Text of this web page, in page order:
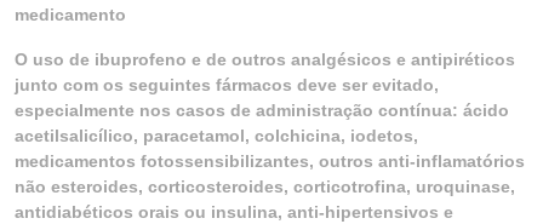
medicamento
O uso de ibuprofeno e de outros analgésicos e antipiréticos
junto com os seguintes fármacos deve ser evitado,
especialmente nos casos de administração contínua: ácido
acetilsalicílico, paracetamol, colchicina, iodetos,
medicamentos fotossensibilizantes, outros anti-inflamatórios
não esteroides, corticosteroides, corticotrofina, uroquinase,
antidiabéticos orais ou insulina, anti-hipertensivos e